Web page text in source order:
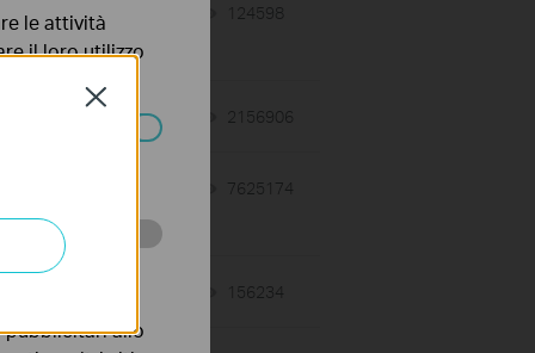
08-02-2024 124598
12-08-2020 2156906
7625174
156234
Close
le attività
il loro utilizzo
essere
di
pubblicitari allo